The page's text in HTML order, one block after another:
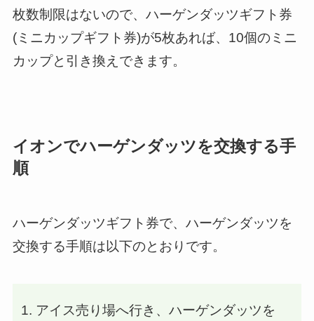
枚数制限はないので、ハーゲンダッツギフト券
(ミニカップギフト券)が5枚あれば、10個のミニ
カップと引き換えできます。
イオンでハーゲンダッツを交換する手
順
ハーゲンダッツギフト券で、ハーゲンダッツを
交換する手順は以下のとおりです。
アイス売り場へ行き、ハーゲンダッツを